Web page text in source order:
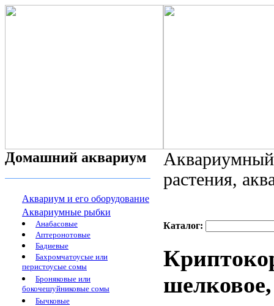
Домашний аквариум
Аквариум и его оборудование
Аквариумные рыбки
Анабасовые
Аптеронотовые
Бадиевые
Бахромчатоусые или
перистоусые сомы
Броняковые или
бокочешуйниковые сомы
Бычковые
растения,
Каталог: